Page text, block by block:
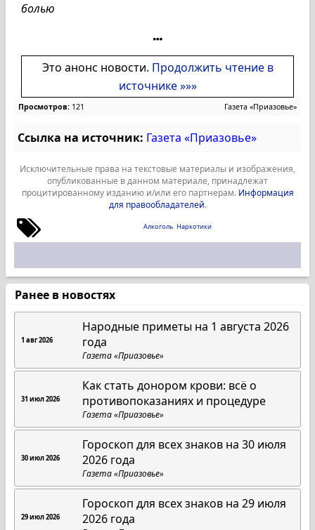
болью
Это анонс новости. Продолжить чтение в
источнике »»»
Просмотров: 121 Газета «Приазовье»
Ссылка на источник: Газета «Приазовье»
Исключительные права на текстовые материалы и изображения,
опубликованные в данном материале, принадлежат
процитированному изданию и/или его партнерам. Информация
для правообладателей.
Алкоголь Наркотики
Ранее в новостях
1 авг 2026
Народные приметы на 1 августа 2026
года
Газета «Приазовье»
31 июл 2026
Как стать донором крови: всё о
противопоказаниях и процедуре
Газета «Приазовье»
30 июл 2026
Гороскоп для всех знаков на 30 июля
2026 года
Газета «Приазовье»
29 июл 2026
Гороскоп для всех знаков на 29 июля
2026 года